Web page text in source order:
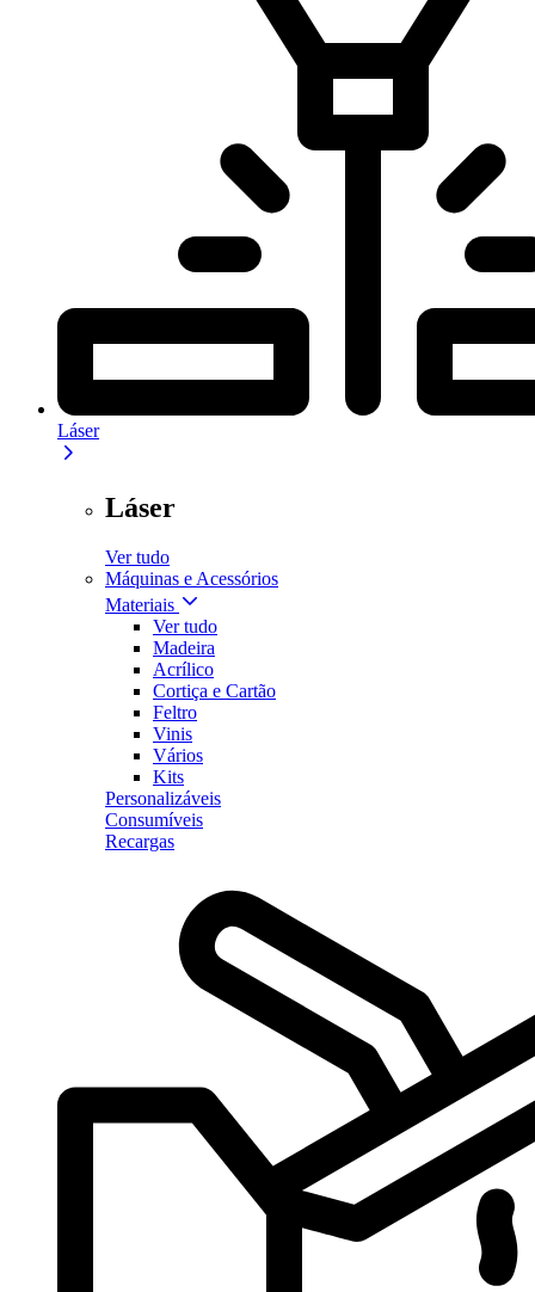
Láser
Láser
Ver tudo
Máquinas e Acessórios
Materiais
Ver tudo
Madeira
Acrílico
Cortiça e Cartão
Feltro
Vinis
Vários
Kits
Personalizáveis
Consumíveis
Recargas